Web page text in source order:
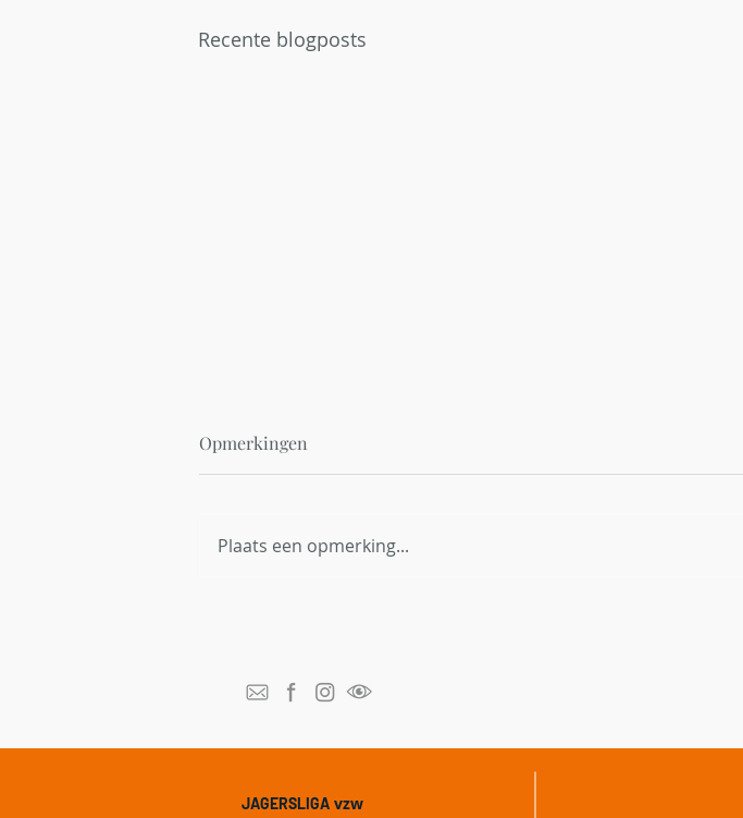
Recente blogposts
Opmerkingen
Plaats een opmerking...
JAGERSLIGA vzw